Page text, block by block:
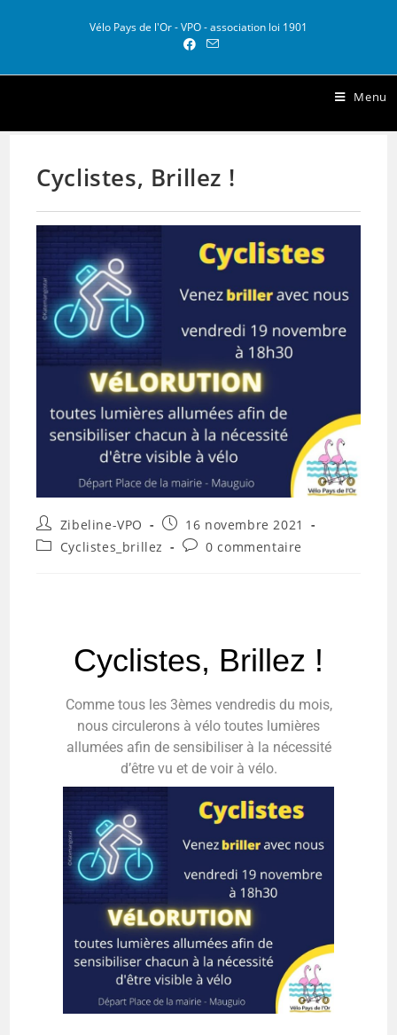
Vélo Pays de l'Or - VPO - association loi 1901
Menu
Cyclistes, Brillez !
Zibeline-VPO
16 novembre 2021
Cyclistes_brillez
0 commentaire
Cyclistes, Brillez !
Comme tous les 3èmes vendredis du mois,
nous circulerons à vélo toutes lumières
allumées afin de sensibiliser à la nécessité
d’être vu et de voir à vélo.